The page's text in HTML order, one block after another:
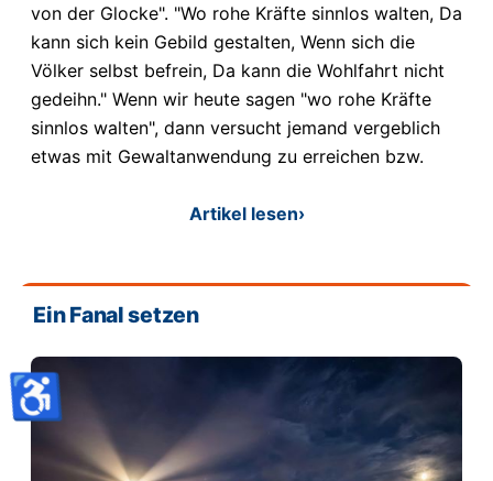
von der Glocke". "Wo rohe Kräfte sinnlos walten, Da
kann sich kein Gebild gestalten, Wenn sich die
Völker selbst befrein, Da kann die Wohlfahrt nicht
gedeihn." Wenn wir heute sagen "wo rohe Kräfte
sinnlos walten", dann versucht jemand vergeblich
etwas mit Gewaltanwendung zu erreichen bzw.
Artikel lesen›
Ein Fanal setzen